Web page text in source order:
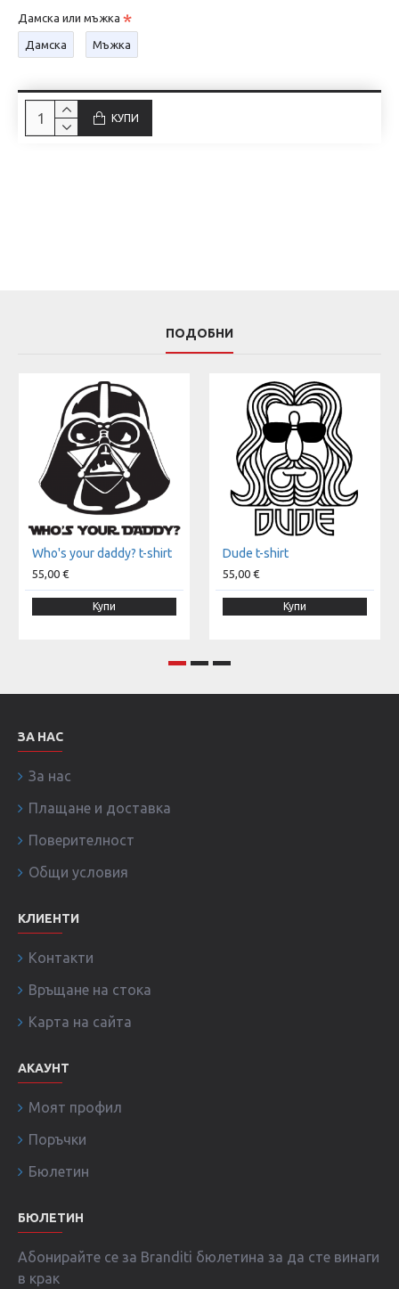
Дамска или мъжка
Дамска Мъжка
КУПИ
ПОДОБНИ
Who's your daddy? t-shirt
55,00 €
Купи
Dude t-shirt
55,00 €
Купи
ЗА НАС
За нас
Плащане и доставка
Поверителност
Общи условия
КЛИЕНТИ
Контакти
Връщане на стока
Карта на сайта
АКАУНТ
Моят профил
Поръчки
Бюлетин
БЮЛЕТИН
Абонирайте се за Branditi бюлетина за да сте винаги
в крак